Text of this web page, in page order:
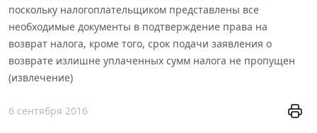
поскольку налогоплательщиком представлены все
необходимые документы в подтверждение права на
возврат налога, кроме того, срок подачи заявления о
возврате излишне уплаченных сумм налога не пропущен
(извлечение)
6 сентября 2016